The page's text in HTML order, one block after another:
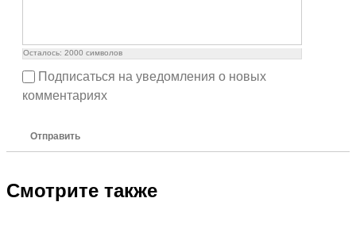
Осталось: 2000 символов
Подписаться на уведомления о новых
комментариях
Отправить
Смотрите также